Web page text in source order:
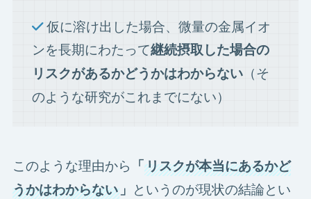
仮に溶け出した場合、微量の金属イオ
ンを長期にわたって継続摂取した場合の
リスクがあるかどうかはわからない （そ
のような研究がこれまでにない）
このような理由から 「リスクが本当にあるかど
うかはわからない」 というのが現状の結論とい